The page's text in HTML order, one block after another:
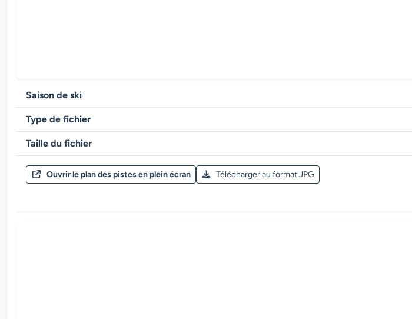
Saison de ski
Type de fichier
Taille du fichier
Ouvrir le plan des pistes en plein écran Télécharger au format JPG